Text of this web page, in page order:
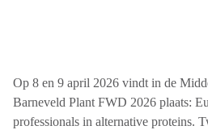
Op 8 en 9 april 2026 vindt in de
Barneveld Plant FWD 2026 plaats:
professionals in alternative proteins.